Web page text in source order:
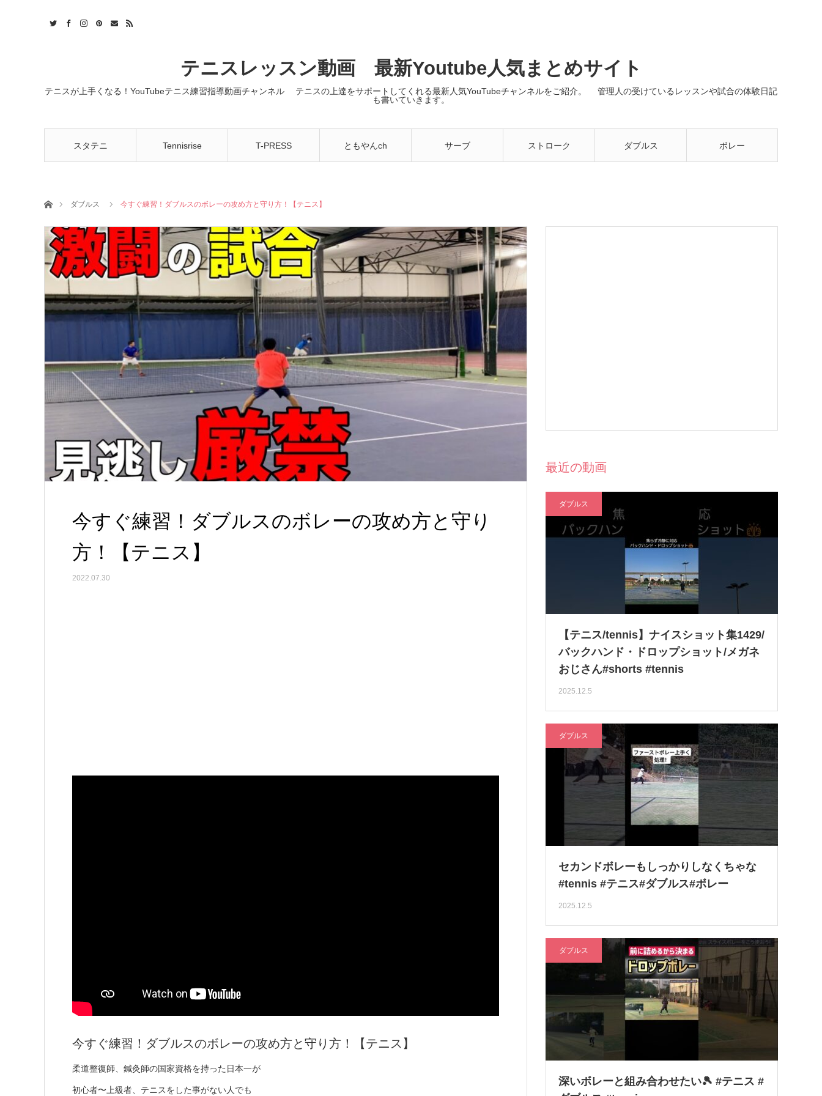
テニスレッスン動画 最新Youtube人気まとめサイト
テニスが上手くなる！YouTubeテニス練習指導動画チャンネル テニスの上達をサポートしてくれる最新人気YouTubeチャンネルをご紹介。 管理人の受けているレッスンや試合の体験日記
も書いていきます。
スタテニ Tennisrise T-PRESS ともやんch サーブ ストローク ダブルス ボレー
ホームダブルス 今すぐ練習！ダブルスのボレーの攻め方と守り方！【テニス】
今すぐ練習！ダブルスのボレーの攻め方と守り
方！【テニス】
2022.07.30
今すぐ練習！ダブルスのボレーの攻め方と守り方！【テニス】
柔道整復師、鍼灸師の国家資格を持った日本一が
初心者〜上級者、テニスをした事がない人でも
最近の動画
ダブルス
【テニス/tennis】ナイスショット集1429/
バックハンド・ドロップショット/メガネ
おじさん#shorts #tennis
2025.12.5
ダブルス
セカンドボレーもしっかりしなくちゃな
#tennis #テニス#ダブルス#ボレー
2025.12.5
ダブルス
深いボレーと組み合わせたい🎾 #テニス #